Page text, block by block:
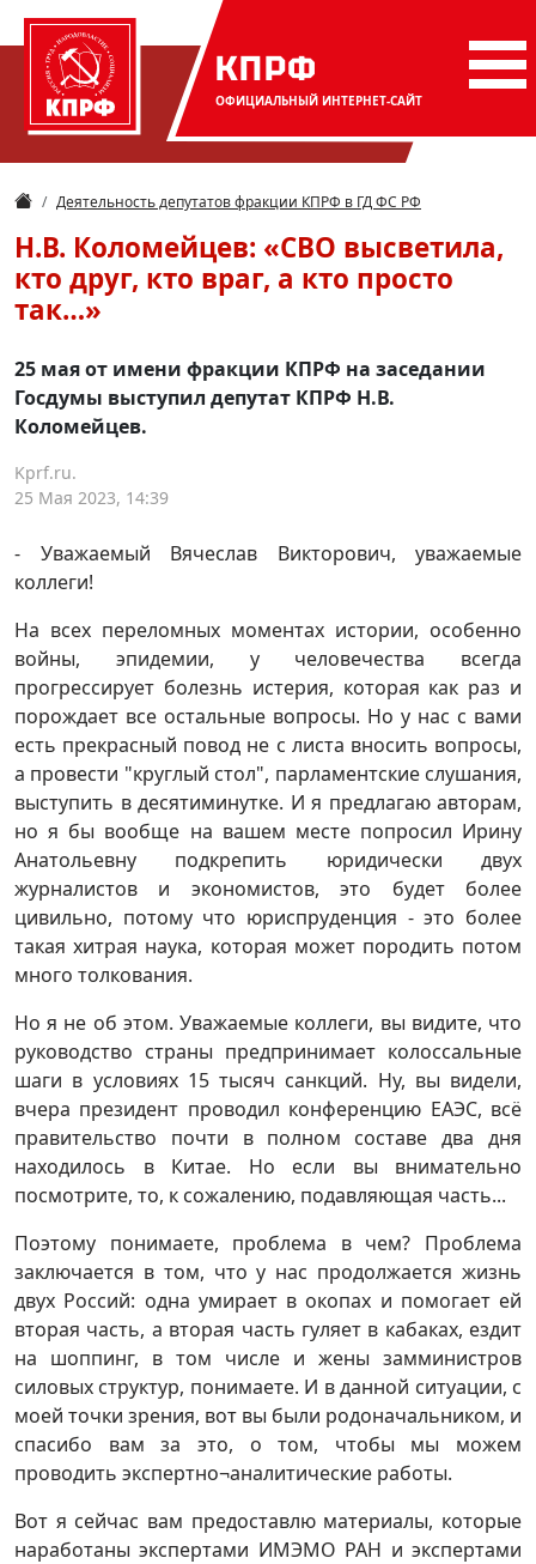
КПРФ
ОФИЦИАЛЬНЫЙ ИНТЕРНЕТ-САЙТ
Деятельность депутатов фракции КПРФ в ГД ФС РФ
Н.В. Коломейцев: «СВО высветила,
кто друг, кто враг, а кто просто
так…»
25 мая от имени фракции КПРФ на заседании
Госдумы выступил депутат КПРФ Н.В.
Коломейцев.
Kprf.ru.
25 Мая 2023, 14:39
- Уважаемый Вячеслав Викторович, уважаемые
коллеги!
На всех переломных моментах истории, особенно
войны, эпидемии, у человечества всегда
прогрессирует болезнь истерия, которая как раз и
порождает все остальные вопросы. Но у нас с вами
есть прекрасный повод не с листа вносить вопросы,
а провести "круглый стол", парламентские слушания,
выступить в десятиминутке. И я предлагаю авторам,
но я бы вообще на вашем месте попросил Ирину
Анатольевну подкрепить юридически двух
журналистов и экономистов, это будет более
цивильно, потому что юриспруденция - это более
такая хитрая наука, которая может породить потом
много толкования.
Но я не об этом. Уважаемые коллеги, вы видите, что
руководство страны предпринимает колоссальные
шаги в условиях 15 тысяч санкций. Ну, вы видели,
вчера президент проводил конференцию ЕАЭС, всё
правительство почти в полном составе два дня
находилось в Китае. Но если вы внимательно
посмотрите, то, к сожалению, подавляющая часть...
Поэтому понимаете, проблема в чем? Проблема
заключается в том, что у нас продолжается жизнь
двух Россий: одна умирает в окопах и помогает ей
вторая часть, а вторая часть гуляет в кабаках, ездит
на шоппинг, в том числе и жены замминистров
силовых структур, понимаете. И в данной ситуации, с
моей точки зрения, вот вы были родоначальником, и
спасибо вам за это, о том, чтобы мы можем
проводить экспертно¬аналитические работы.
Вот я сейчас вам предоставлю материалы, которые
наработаны экспертами ИМЭМО РАН и экспертами